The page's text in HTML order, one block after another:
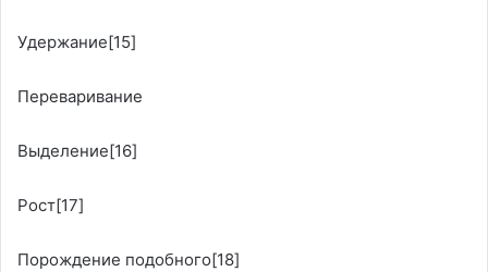
Удержание[15]
Переваривание
Выделение[16]
Рост[17]
Порождение подобного[18]